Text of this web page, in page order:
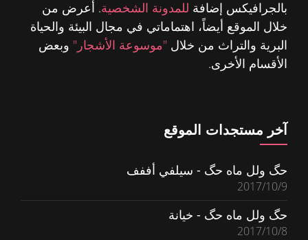
بالجرافيكس إضافة للمدونة الشخصية. أعرض من
خلال الموقع أيضاً، اهتماماتي في مجال البيئة والحياة
البرية والتراث من خلال "موسوعة الأشجار" وبعض
الأقسام الأخرى.
آخر مستجدات الموقع
حگ ولل ماه حگ - سيلفي أففف
2017/10/9
حگ ولل ماه حگ - خيانة
2017/10/8